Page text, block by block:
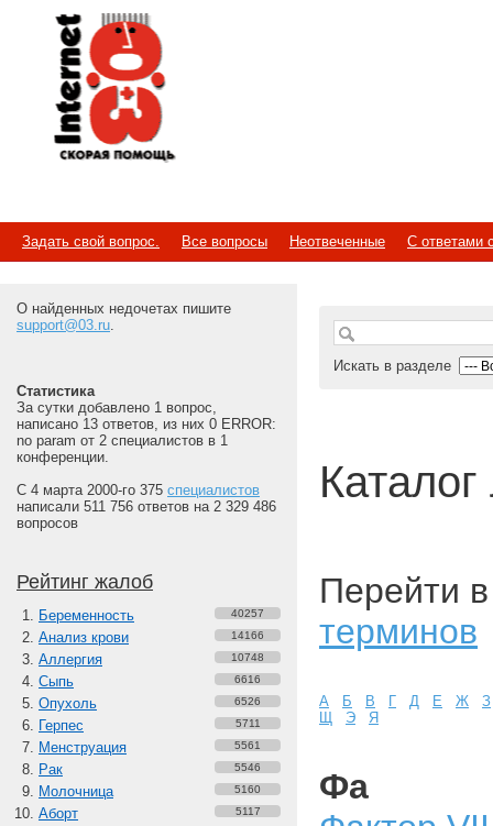
Internet
Скорая помощь
Задать свой вопрос. Все вопросы Неотвеченные С ответами
О найденных недочетах пишите
support@03.ru.
Статистика
За сутки добавлено 1 вопрос,
написано 13 ответов, из них 0 ERROR:
no param от 2 специалистов в 1
конференции.
С 4 марта 2000-го 375 специалистов
написали 511 756 ответов на 2 329 486
вопросов
Рейтинг жалоб
Беременность 40257
Анализ крови 14166
Аллергия 10748
Сыпь 6616
Опухоль 6526
Герпес 5711
Менструация 5561
Рак 5546
Молочница 5160
Аборт 5117
Искать в разделе
Перейти
терминов
А Б В Г Д Е Ж
З
Щ
Э Я
Фа